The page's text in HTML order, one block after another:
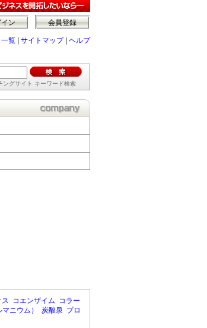
会員登録
ン
覧 サイトマップ| ヘルプ
ングサイト キーワード検索
ス コエンザイム コラー
ニウム） 炭酸泉 プロ